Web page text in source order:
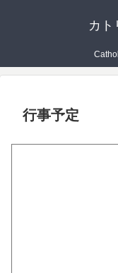
カト
行事予定